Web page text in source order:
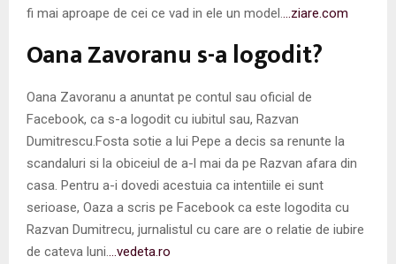
fi mai aproape de cei ce vad in ele un model.
…ziare.com
Oana Zavoranu s-a logodit?
Oana Zavoranu a anuntat pe contul sau oficial de
Facebook, ca s-a logodit cu iubitul sau, Razvan
Dumitrescu.Fosta sotie a lui Pepe a decis sa renunte la
scandaluri si la obiceiul de a-l mai da pe Razvan afara din
casa. Pentru a-i dovedi acestuia ca intentiile ei sunt
serioase, Oaza a scris pe Facebook ca este logodita cu
Razvan Dumitrecu, jurnalistul cu care are o relatie de iubire
de cateva luni.
…vedeta.ro